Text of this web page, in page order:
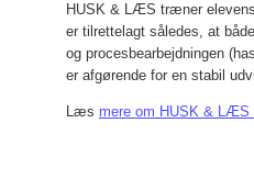
HUSK & LÆS træner
er tilrettelagt således, at
og procesbearbejdningen
er afgørende for en stabil
Læs mere om HUSK & LÆS